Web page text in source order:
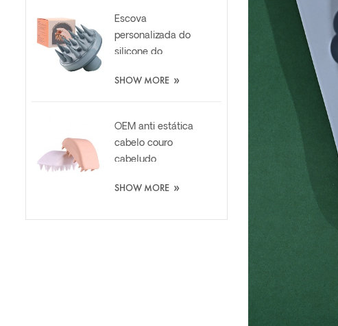
Escova
personalizada do
silicone do
couro cabeludo
SHOW MORE »
OEM anti estática
cabelo couro
cabeludo
shampoo lavagem
SHOW MORE »